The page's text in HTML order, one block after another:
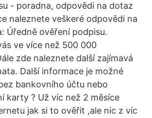
- poradna, odpovědi na dotaz
naleznete veškeré odpovědi na
Úředně ověření podpisu.
ve více než 500 000
zde naleznete další zajímavá
Další informace je možné
bankovního účtu nebo
karty ? Už víc než 2 měsíce
jak si to ověřit ,ale nic z víc